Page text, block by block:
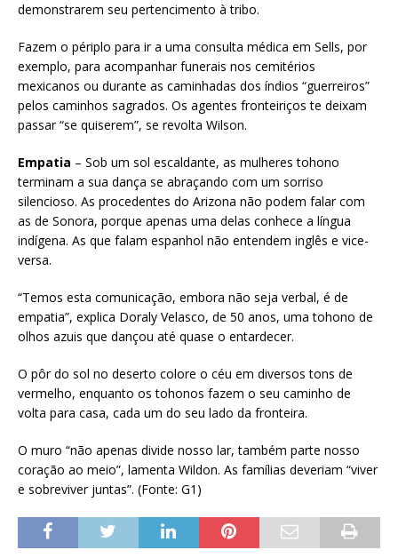
demonstrarem seu pertencimento à tribo.
Fazem o périplo para ir a uma consulta médica em Sells, por
exemplo, para acompanhar funerais nos cemitérios
mexicanos ou durante as caminhadas dos índios “guerreiros”
pelos caminhos sagrados. Os agentes fronteiriços te deixam
passar “se quiserem”, se revolta Wilson.
Empatia – Sob um sol escaldante, as mulheres tohono
terminam a sua dança se abraçando com um sorriso
silencioso. As procedentes do Arizona não podem falar com
as de Sonora, porque apenas uma delas conhece a língua
indígena. As que falam espanhol não entendem inglês e vice-
versa.
“Temos esta comunicação, embora não seja verbal, é de
empatia”, explica Doraly Velasco, de 50 anos, uma tohono de
olhos azuis que dançou até quase o entardecer.
O pôr do sol no deserto colore o céu em diversos tons de
vermelho, enquanto os tohonos fazem o seu caminho de
volta para casa, cada um do seu lado da fronteira.
O muro “não apenas divide nosso lar, também parte nosso
coração ao meio”, lamenta Wildon. As famílias deveriam “viver
e sobreviver juntas”. (Fonte: G1)